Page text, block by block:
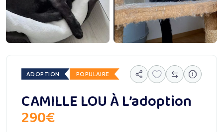
ADOPTION POPULAIRE
CAMILLE LOU À L’adoption
290€